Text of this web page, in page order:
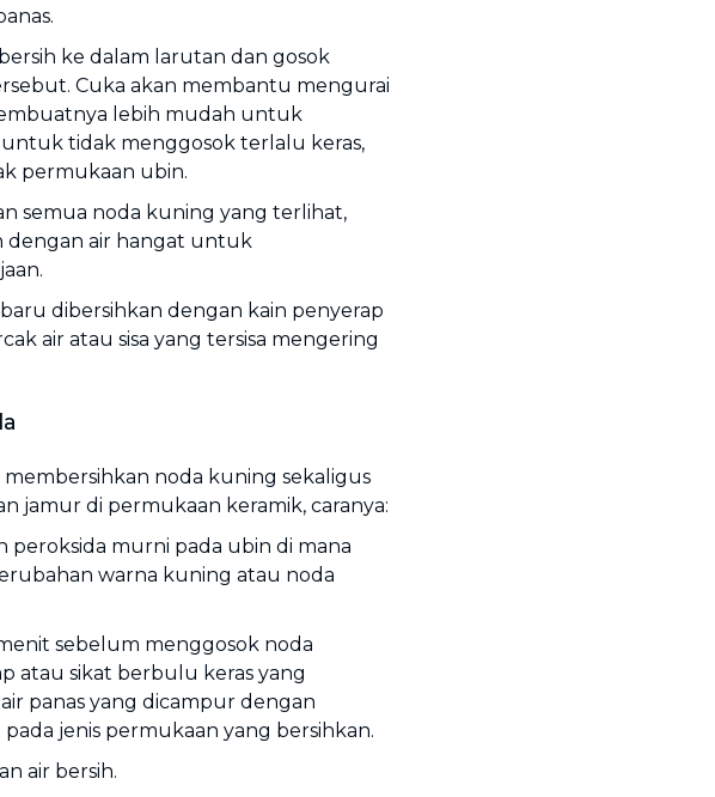
ke dalam larutan dan gosok
Cuka akan membantu mengurai
lebih mudah untuk
tidak menggosok terlalu keras,
permukaan ubin.
semua noda kuning yang terlihat,
dengan air hangat untuk
dibersihkan dengan kain penyerap
air atau sisa yang tersisa mengering
membersihkan noda kuning sekaligus
jamur di permukaan keramik, caranya:
peroksida murni pada ubin di mana
warna kuning atau noda
sebelum menggosok noda
atau sikat berbulu keras yang
panas yang dicampur dengan
jenis permukaan yang bersihkan.
air bersih.